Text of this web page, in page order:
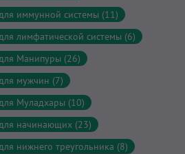
иммунной системы (11)
лимфатической системы (6)
Манипуры (26)
мужчин (7)
Муладхары (10)
начинающих (23)
нижнего треугольника (8)